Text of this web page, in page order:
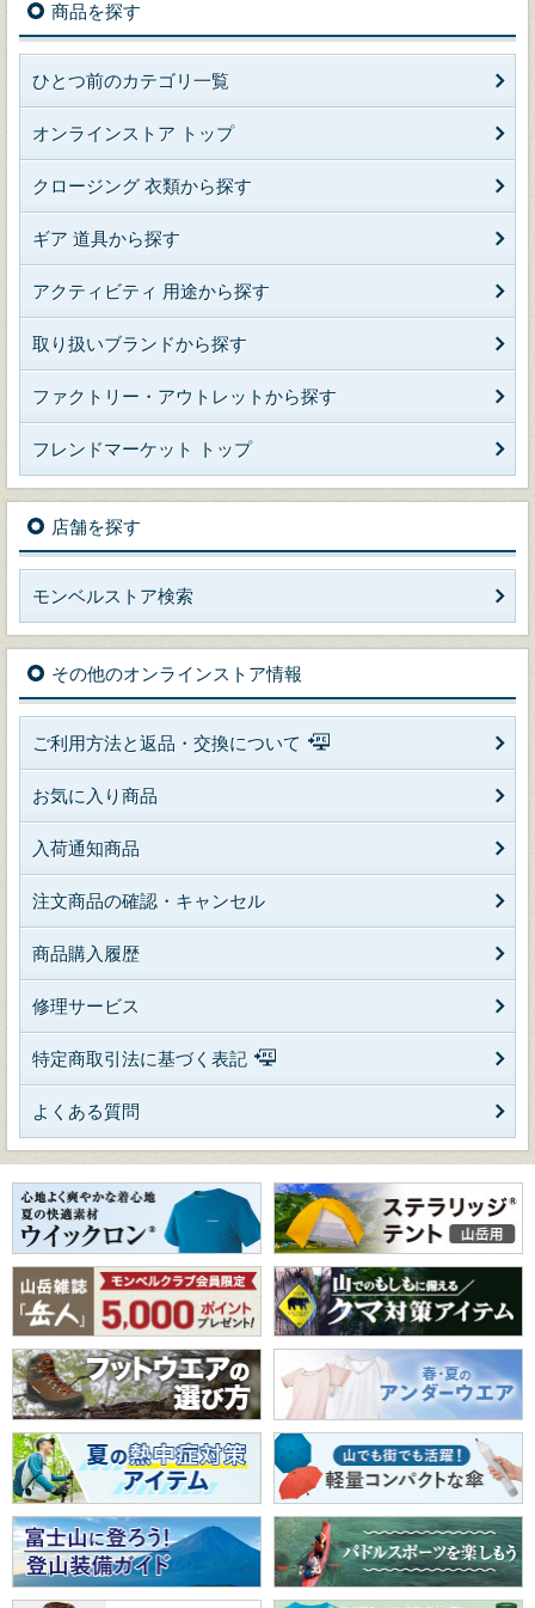
商品を探す
ひとつ前のカテゴリ一覧
オンラインストア トップ
クロージング 衣類から探す
ギア 道具から探す
アクティビティ 用途から探す
取り扱いブランドから探す
ファクトリー・アウトレットから探す
フレンドマーケット トップ
店舗を探す
モンベルストア検索
その他のオンラインストア情報
ご利用方法と返品・交換について
お気に入り商品
入荷通知商品
注文商品の確認・キャンセル
商品購入履歴
修理サービス
特定商取引法に基づく表記
よくある質問